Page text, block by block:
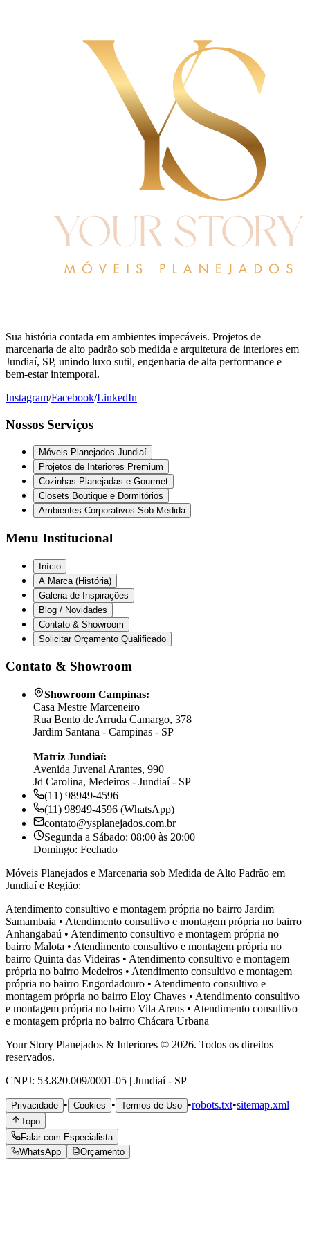
Sua história contada em ambientes impecáveis. Projetos de
marcenaria de alto padrão sob medida e arquitetura de interiores em
Jundiaí, SP, unindo luxo sutil, engenharia de alta performance e
bem-estar intemporal.
Instagram/Facebook/LinkedIn
Nossos Serviços
Móveis Planejados Jundiaí
Projetos de Interiores Premium
Cozinhas Planejadas e Gourmet
Closets Boutique e Dormitórios
Ambientes Corporativos Sob Medida
Menu Institucional
Início
A Marca (História)
Galeria de Inspirações
Blog / Novidades
Contato & Showroom
Solicitar Orçamento Qualificado
Contato & Showroom
Showroom Campinas:
Casa Mestre Marceneiro
Rua Bento de Arruda Camargo, 378
Jardim Santana - Campinas - SP
Matriz Jundiaí:
Avenida Juvenal Arantes, 990
Jd Carolina, Medeiros - Jundiaí - SP
(11) 98949-4596
(11) 98949-4596 (WhatsApp)
contato@ysplanejados.com.br
Segunda a Sábado: 08:00 às 20:00
Domingo: Fechado
Móveis Planejados e Marcenaria sob Medida de Alto Padrão em
Jundiaí e Região:
Atendimento consultivo e montagem própria no bairro Jardim
Samambaia • Atendimento consultivo e montagem própria no bairro
Anhangabaú • Atendimento consultivo e montagem própria no
bairro Malota • Atendimento consultivo e montagem própria no
bairro Quinta das Videiras • Atendimento consultivo e montagem
própria no bairro Medeiros • Atendimento consultivo e montagem
própria no bairro Engordadouro • Atendimento consultivo e
montagem própria no bairro Eloy Chaves • Atendimento consultivo
e montagem própria no bairro Vila Arens • Atendimento consultivo
e montagem própria no bairro Chácara Urbana
Your Story Planejados & Interiores © 2026. Todos os direitos
reservados.
CNPJ: 53.820.009/0001-05 | Jundiaí - SP
Privacidade • Cookies • Termos de Uso •robots.txt•sitemap.xml
Topo
Falar com Especialista
WhatsApp
Orçamento